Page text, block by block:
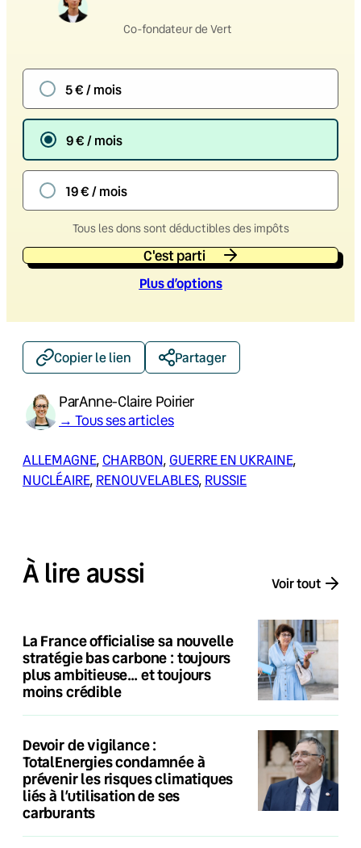
Co-fondateur de Vert
5 € / mois
9 € / mois
19 € / mois
Tous les dons sont déductibles des impôts
C'est parti
Plus d’options
Copier le lien Partager
ParAnne-Claire Poirier
→ Tous ses articles
ALLEMAGNE, CHARBON, GUERRE EN UKRAINE
NUCLÉAIRE, RENOUVELABLES, RUSSIE
À lire aussi Voir tout
La France officialise sa nouvelle
stratégie bas carbone : toujours
plus ambitieuse… et toujours
moins crédible
Devoir de vigilance :
TotalEnergies condamnée à
prévenir les risques climatiques
liés à l’utilisation de ses
carburants